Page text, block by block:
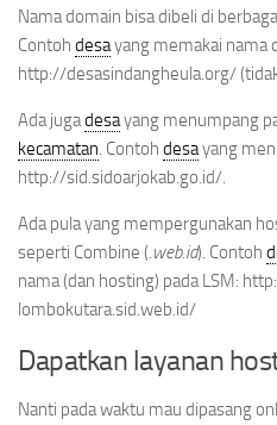
Nama domain bisa dibeli di
Contoh desayang memakai nama
http://desasindangheula.org/
Ada jugadesayang menumpang
kecamatan. Contoh desayang
http://sid.sidoarjokab.go.id/.
Ada pula yang mempergunakan
seperti Combine (.web.id). Contoh
nama (dan hosting) pada LSM:
lombokutara.sid.web.id/
Dapatkan layanan
Nanti pada waktu mau dipasang